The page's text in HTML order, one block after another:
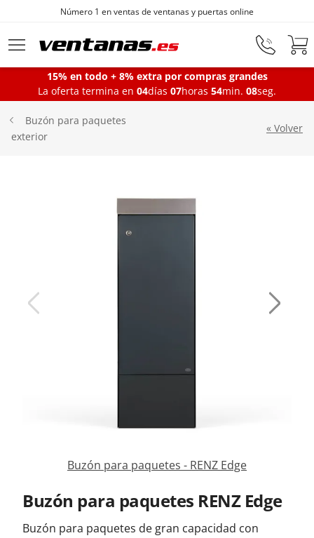
Ir al contenido principal
Fabricantes de ventanas desde 1872
Ventanas
Puertas Entrada
15% en todo + 8% extra por compras grandes
La oferta termina en 04días 07horas 54min. 06seg.
« Volver
Buzón para paquetes
exterior
Buzón para paquetes - RENZ Edge
Buzón para paquetes RENZ Edge
Buzón para paquetes de gran capacidad con